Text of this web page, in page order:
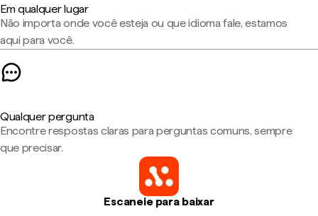
Em qualquer lugar
Não importa onde você esteja ou que idioma fale, estamos
aqui para você.
Qualquer pergunta
Encontre respostas claras para perguntas comuns, sempre
que precisar.
Escaneie para baixar